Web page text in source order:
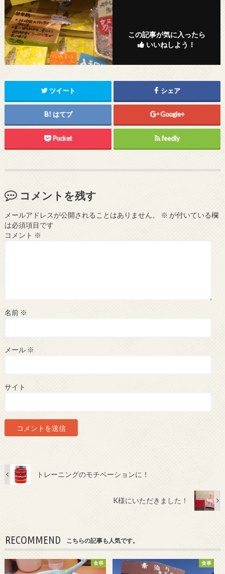
この記事が気に入ったら
いいねしよう！
ツイート シェア
はてブ Google+
Pocket feedly
コメントを残す
メールアドレスが公開されることはありません。 ※ が付いている欄
は必須項目です
コメント ※
名前 ※
メール ※
サイト
トレーニングのモチベーションに！
K様にいただきました！
RECOMMEND こちらの記事も人気です。
食事 食事